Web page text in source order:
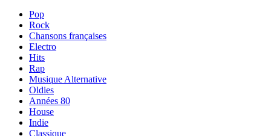
Pop
Rock
Chansons françaises
Electro
Hits
Rap
Musique Alternative
Oldies
Années 80
House
Indie
Classique